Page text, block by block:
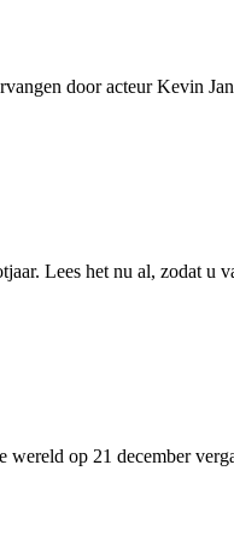
door acteur Kevin
Lees het nu al, zodat u
op 21 december